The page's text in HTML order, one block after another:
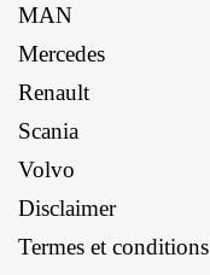
MAN
Mercedes
Renault
Scania
Volvo
Disclaimer
Termes et conditions